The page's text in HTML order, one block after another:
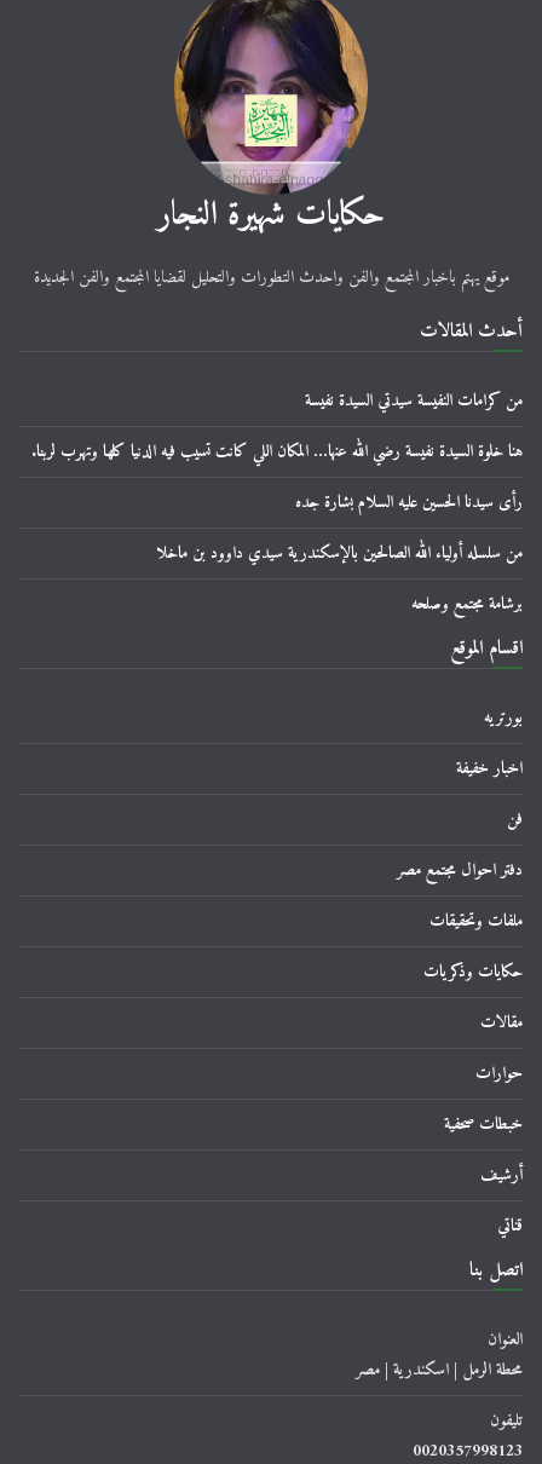
حكايات شهيرة النجار
موقع يهتم باخبار المجتمع والفن واحدث التطورات والتحليل لقضايا المجتمع والفن الجديدة
أحدث المقالات
من كرامات النفيسة سيدتي السيدة نفيسة
هنا خلوة السيدة نفيسة رضي الله عنها… المكان اللي كانت تسيب فيه الدنيا كلها وتهرب لربنا.
رأى سيدنا الحسين عليه السلام بشارة جده
من سلسله أولياء الله الصالحين بالإسكندرية سيدي داوود بن ماخلا
برشامة مجتمع وصلحه
اقسام الموقع
بورتريه
اخبار خفيفة
فن
دفتر احوال مجتمع مصر
ملفات وتحقيقات
حكايات وذكريات
مقالات
حوارات
خبطات صحفية
أرشيف
قناتي
اتصل بنا
العنوان
محطة الرمل | اسكندرية | مصر
تليفون
0020357998123